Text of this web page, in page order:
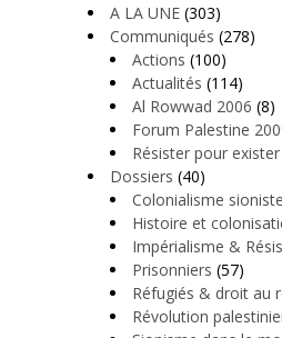
A LA UNE (303)
Communiqués (278)
Actions (100)
Actualités (114)
Al Rowwad 2006 (8)
Forum Palestine
Résister pour
Dossiers (40)
Colonialisme
Histoire et
Impérialisme &
Prisonniers (57)
Réfugiés & droit au
Révolution